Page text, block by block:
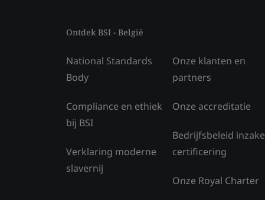
Ontdek BSI - België
National Standards
Body
Compliance en ethiek
bij BSI
Verklaring moderne
slavernij
Onze klanten en
partners
Onze accreditatie
Bedrijfsbeleid inzake
certificering
Onze Royal Charter